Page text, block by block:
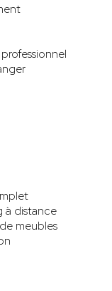
à distance
meubles